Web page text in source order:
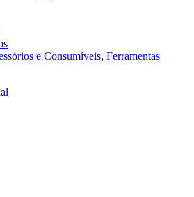
e Consumíveis, Ferramentas